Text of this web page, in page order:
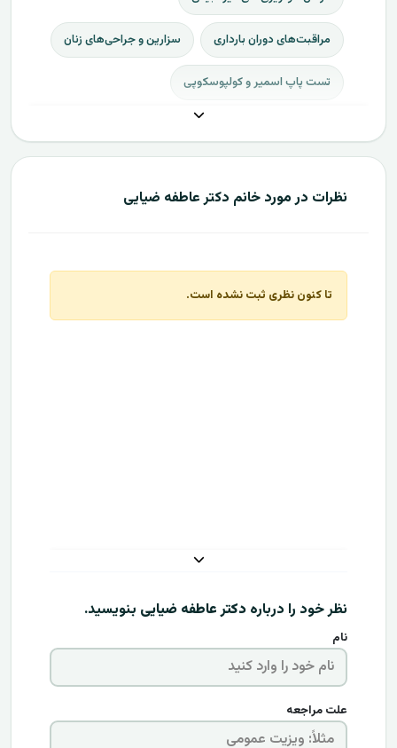
مراقبت‌های دوران بارداری سزارین و جراحی‌های زنان
تست پاپ اسمیر و کولپوسکوپی
نظرات در مورد خانم دکتر عاطفه ضیایی
تا کنون نظری ثبت نشده است.
نظر خود را دربارهدکتر عاطفه ضیایی بنویسید.
نام
علت مراجعه